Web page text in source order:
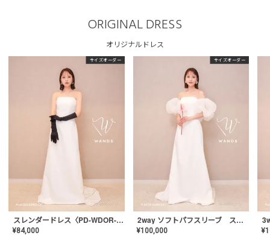
ORIGINAL DRESS
オリジナルドレス
サイズオーダー
スレンダードレス〈PD-WDOR-2110〉
¥84,000
サイズオーダー
2way ソフトパフスリーブ スレンダードレス〈PD-WDOR-2112〉
¥100,000 ¥